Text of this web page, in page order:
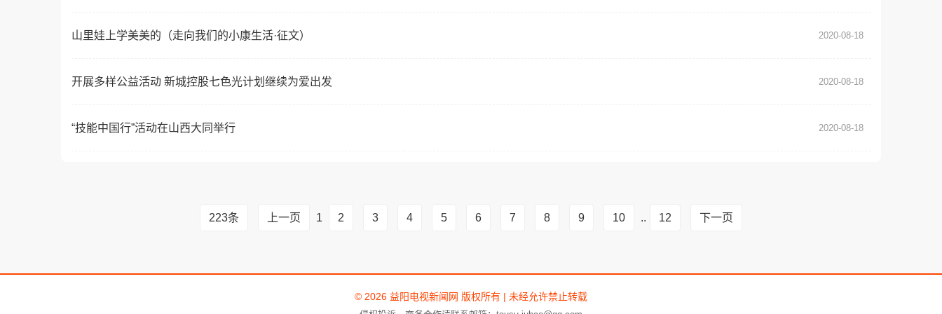
山里娃上学美美的（走向我们的小康生活·征文） 2020-08-18
开展多样公益活动 新城控股七色光计划继续为爱出发 2020-08-18
“技能中国行”活动在山西大同举行 2020-08-18
223条 上一页 1 2 3 4 5 6 7 8 9 10 .. 12 下一页
© 2026 益阳电视新闻网 版权所有 | 未经允许禁止转载